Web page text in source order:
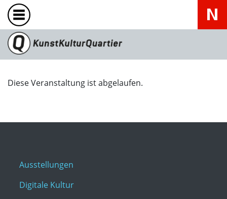
Diese Veranstaltung ist abgelaufen.
Ausstellungen
Digitale Kultur